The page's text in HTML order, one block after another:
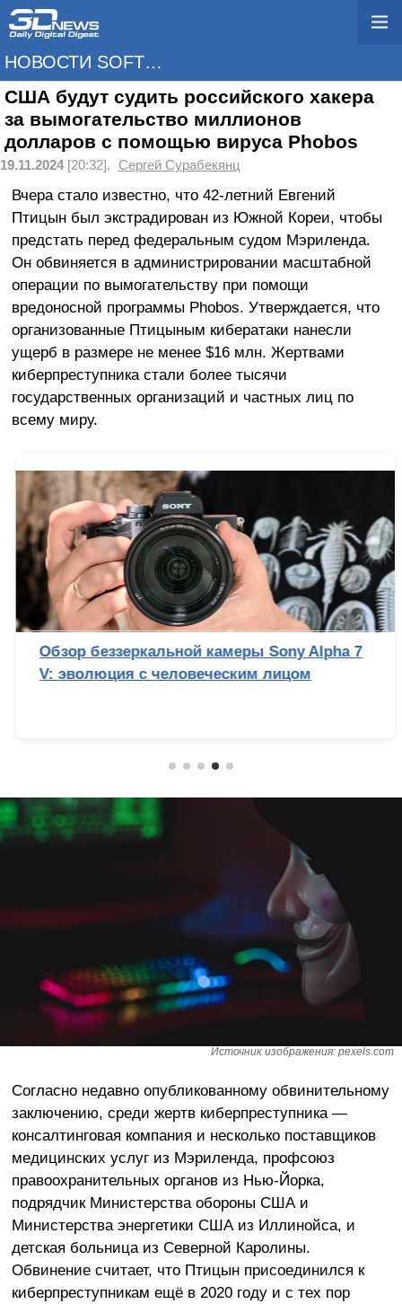
НОВОСТИ SOFTWARE
США будут судить российского хакера
за вымогательство миллионов
долларов с помощью вируса Phobos
19.11.2024[20:32], Сергей Сурабекянц
Вчера стало известно, что 42-летний Евгений
Птицын был экстрадирован из Южной Кореи, чтобы
предстать перед федеральным судом Мэриленда.
Он обвиняется в администрировании масштабной
операции по вымогательству при помощи
вредоносной программы Phobos. Утверждается, что
организованные Птицыным кибератаки нанесли
ущерб в размере не менее $16 млн. Жертвами
киберпреступника стали более тысячи
государственных организаций и частных лиц по
всему миру.
Обзор беззеркальной камеры Sony Alpha 7
V: эволюция с человеческим лицом
Источник изображения: pexels.com
Согласно недавно опубликованному обвинительному
заключению, среди жертв киберпреступника —
консалтинговая компания и несколько поставщиков
медицинских услуг из Мэриленда, профсоюз
правоохранительных органов из Нью-Йорка,
подрядчик Министерства обороны США и
Министерства энергетики США из Иллинойса, и
детская больница из Северной Каролины.
Обвинение считает, что Птицын присоединился к
киберпреступникам ещё в 2020 году и с тех пор